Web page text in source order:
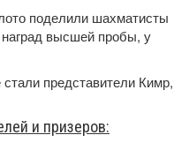
поделили шахматисты
высшей пробы, у
представители Кимр,
и призеров: